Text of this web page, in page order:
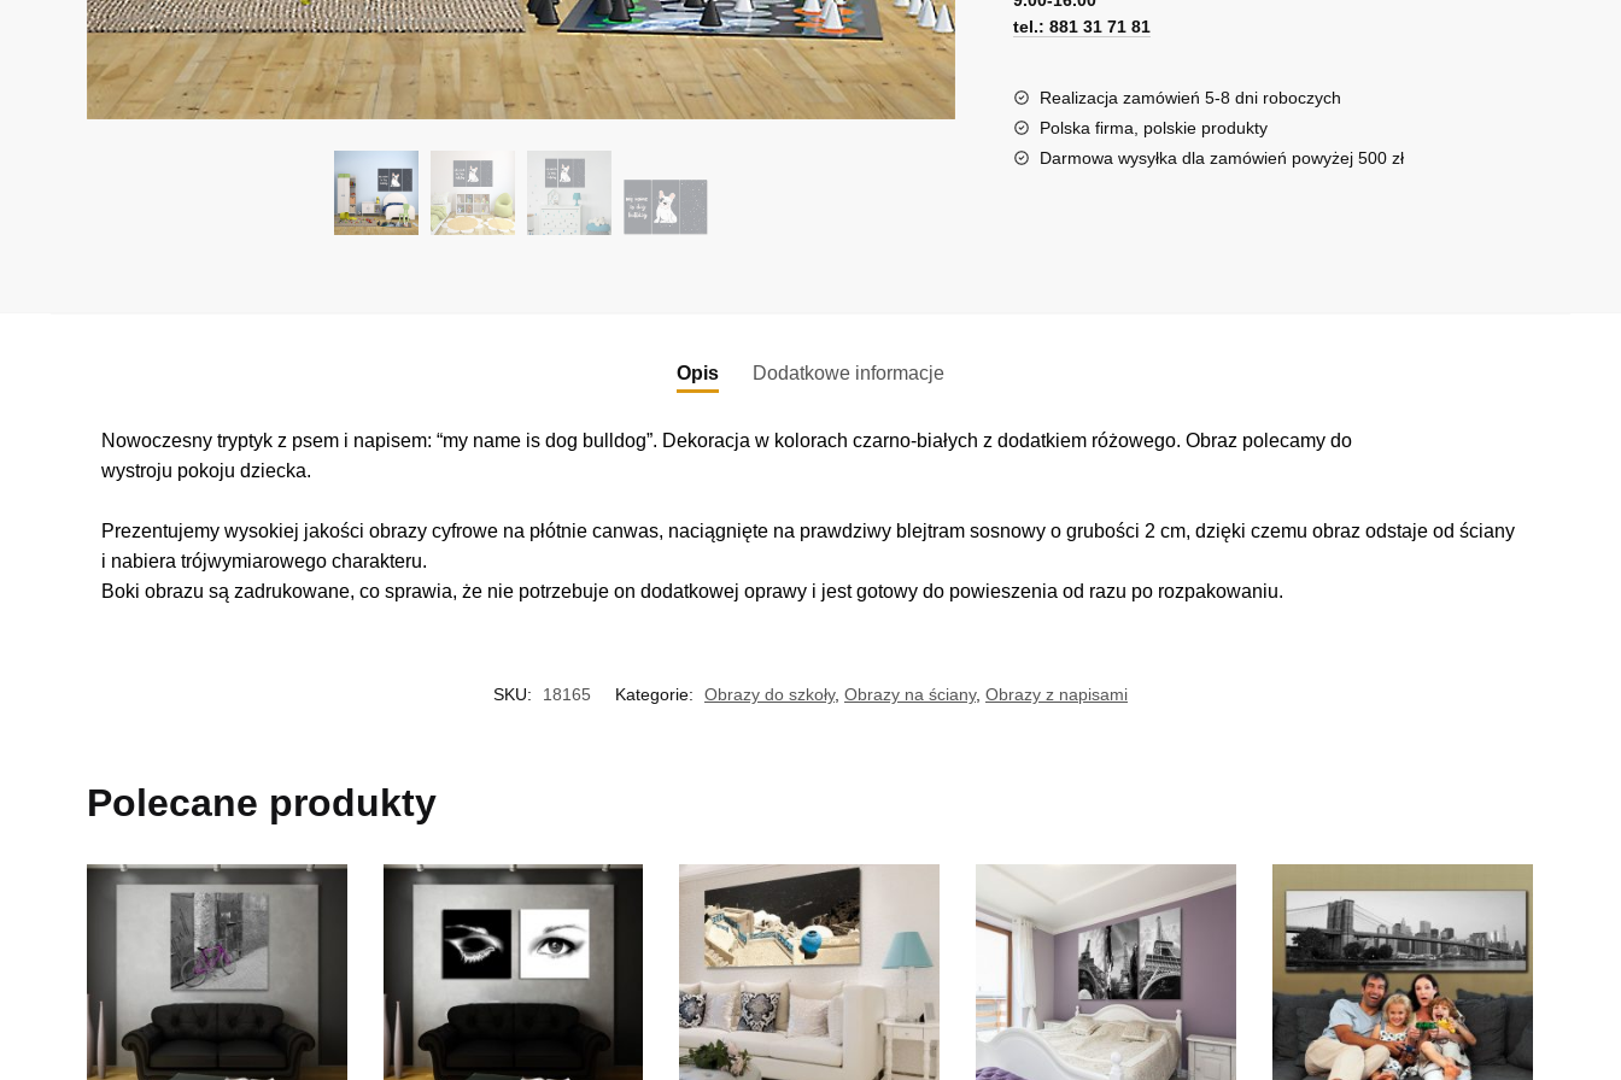
e
r
a
t
i
tel.: 881 31 71 81
Realizacja zamówień 5-8 dni roboczych
Polska firma, polskie produkty
Darmowa wysyłka dla zamówień powyżej 500 zł
Opis Dodatkowe informacje
Nowoczesny tryptyk z psem i napisem: “my name is dog bulldog”. Dekoracja w kolorach czarno-białych z dodatkiem różowego. Obraz polecamy do
wystroju pokoju dziecka.
Prezentujemy wysokiej jakości obrazy cyfrowe na płótnie canwas, naciągnięte na prawdziwy blejtram sosnowy o grubości 2 cm, dzięki czemu obraz odstaje od ściany
i nabiera trójwymiarowego charakteru.
Boki obrazu są zadrukowane, co sprawia, że nie potrzebuje on dodatkowej oprawy i jest gotowy do powieszenia od razu po rozpakowaniu.
SKU: 18165 Kategorie: Obrazy do szkoły, Obrazy na ściany, Obrazy z napisami
Polecane produkty